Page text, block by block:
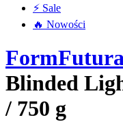
⚡ Sale
🔥 Nowości
Blinded
/ 750 g